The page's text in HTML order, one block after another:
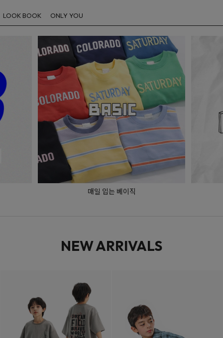
LOOK BOOK ONLY YOU
매일 입는 베이직
NEW ARRIVALS